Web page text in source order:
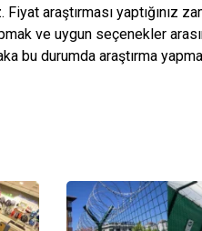
araştırması yaptığınız
ve uygun seçenekler
bu durumda araştırma